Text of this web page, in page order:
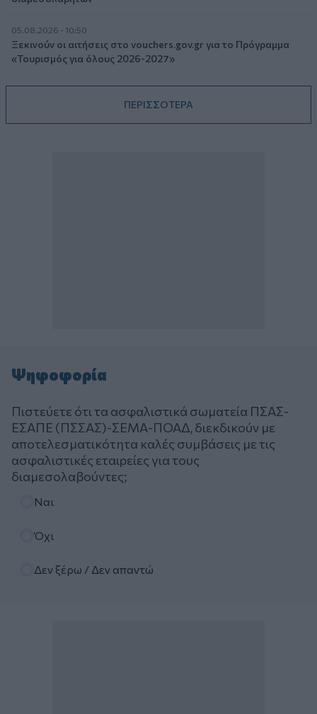
05.08.2026 - 10:50
Ξεκινούν οι αιτήσεις στο vouchers.gov.gr για το Πρόγραμμα
«Τουρισμός για όλους 2026-2027»
ΠΕΡΙΣΣΟΤΕΡΑ
Ψηφοφορία
Πιστεύετε ότι τα ασφαλιστικά σωματεία ΠΣΑΣ-
ΕΣΑΠΕ (ΠΣΣΑΣ)-ΣΕΜΑ-ΠΟΑΔ, διεκδικούν με
αποτελεσματικότητα καλές συμβάσεις με τις
ασφαλιστικές εταιρείες για τους
διαμεσολαβούντες;
Ναι
Όχι
Δεν ξέρω / Δεν απαντώ